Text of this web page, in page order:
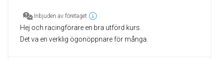
Inbjuden av företaget
Hej och racingförare en bra utförd kurs.
Det va en verklig ögonöppnare för många.